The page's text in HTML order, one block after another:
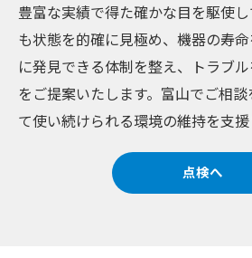
豊富な実績で得た確かな目を駆使
も状態を的確に見極め、機器の寿
に発見できる体制を整え、トラブ
をご提案いたします。富山でご相
て使い続けられる環境の維持を支援
点検へ